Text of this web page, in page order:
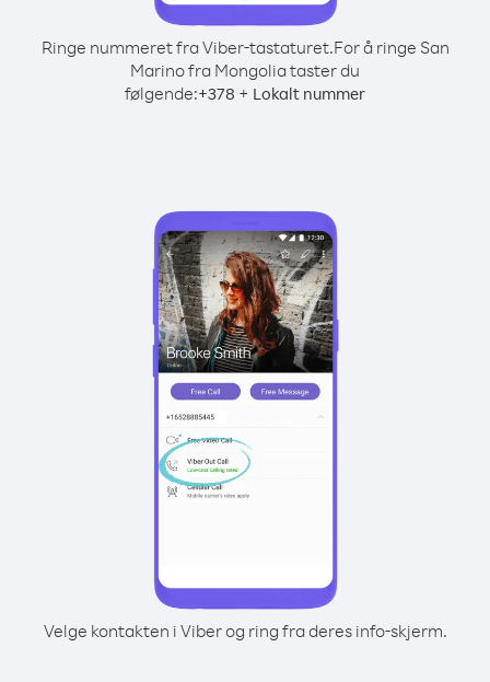
Ringe nummeret fra Viber-tastaturet.For å ringe San
Marino fra Mongolia taster du
følgende:+378 + Lokalt nummer
Velge kontakten i Viber og ring fra deres info-skjerm.